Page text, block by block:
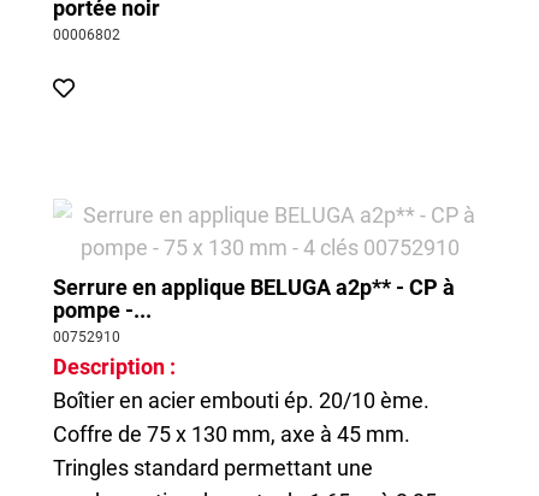
portée noir
00006802
Serrure en applique BELUGA a2p** - CP à
pompe -...
00752910
Description :
Boîtier en acier embouti ép. 20/10 ème.
Coffre de 75 x 130 mm, axe à 45 mm.
Tringles standard permettant une